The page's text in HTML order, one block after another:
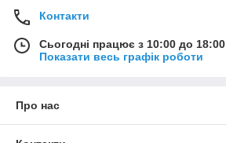
Контакти
Сьогодні працює з 10:00 до 18:00
Показати весь графік роботи
Про нас